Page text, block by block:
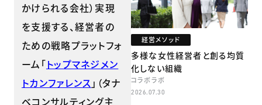
かけられる会社）実現
を支援する、経営者の
ための戦略プラットフォ
ーム「トップマネジメン
トカンファレンス 」（タナ
ベコンサルティング主
経営メソッド
多様な女性経営者と創る均質
化しない組織
コラボラボ
2026.07.30